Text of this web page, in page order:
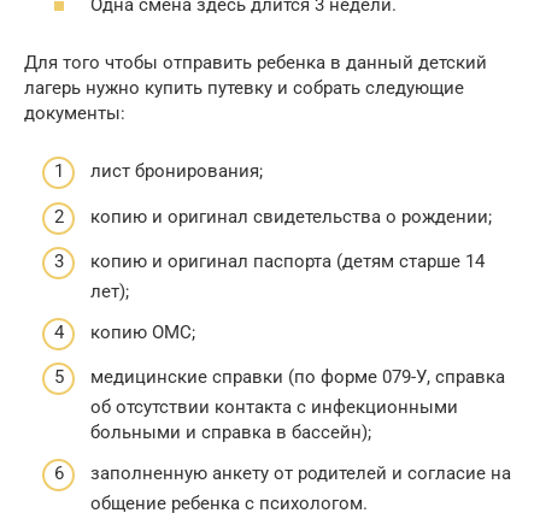
Одна смена здесь длится 3 недели.
Для того чтобы отправить ребенка в данный детский
лагерь нужно купить путевку и собрать следующие
документы:
лист бронирования;
копию и оригинал свидетельства о рождении;
копию и оригинал паспорта (детям старше 14
лет);
копию ОМС;
медицинские справки (по форме 079-У, справка
об отсутствии контакта с инфекционными
больными и справка в бассейн);
заполненную анкету от родителей и согласие на
общение ребенка с психологом.